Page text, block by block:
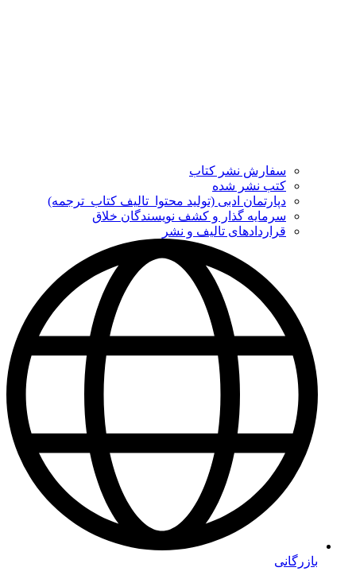
سفارش نشر کتاب
کتب نشر شده
دپارتمان ادبی (تولید محتوا_تالیف کتاب_ترجمه)
سرمایه گذار و کشف نویسندگان خلاق
قراردادهای تالیف و نشر
بازرگانی